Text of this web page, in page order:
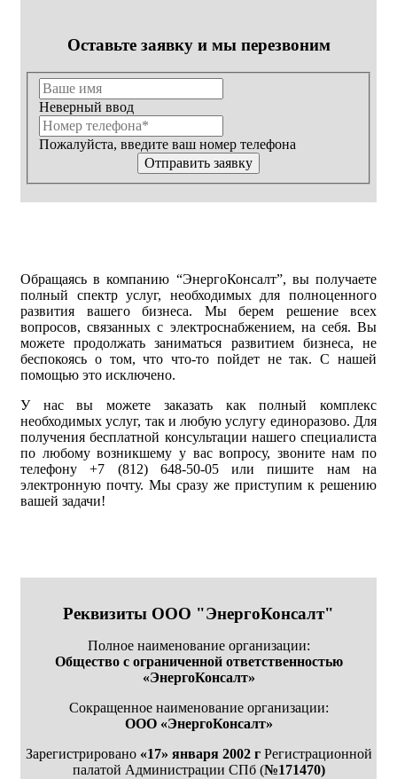
Оставьте заявку и мы перезвоним
Неверный ввод
Пожалуйста, введите ваш номер телефона
Отправить заявку
Обращаясь в компанию “ЭнергоКонсалт”, вы получаете
полный спектр услуг, необходимых для полноценного
развития вашего бизнеса. Мы берем решение всех
вопросов, связанных с электроснабжением, на себя. Вы
можете продолжать заниматься развитием бизнеса, не
беспокоясь о том, что что-то пойдет не так. С нашей
помощью это исключено.
У нас вы можете заказать как полный комплекс
необходимых услуг, так и любую услугу единоразово. Для
получения бесплатной консультации нашего специалиста
по любому возникшему у вас вопросу, звоните нам по
телефону +7 (812) 648-50-05 или пишите нам на
электронную почту. Мы сразу же приступим к решению
вашей задачи!
Реквизиты ООО "ЭнергоКонсалт"
Полное наименование организации:
Общество с ограниченной ответственностью
«ЭнергоКонсалт»
Сокращенное наименование организации:
ООО «ЭнергоКонсалт»
Зарегистрировано «17» января 2002 г Регистрационной
палатой Администрации СПб (№171470)